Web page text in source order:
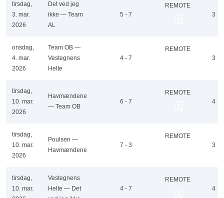
tirsdag,
3. mar.
2026
Det ved jeg
ikke — Team
AL
5 - 7
REMOTE
3
onsdag,
4. mar.
2026
Team OB —
Vestegnens
Helte
4 - 7
REMOTE
3
tirsdag,
10. mar.
2026
Havmændene
— Team OB
6 - 7
REMOTE
4
tirsdag,
10. mar.
2026
Poulsen —
Havmændene
7 - 3
REMOTE
3
tirsdag,
10. mar.
Vestegnens
Helte — Det
4 - 7
REMOTE
4